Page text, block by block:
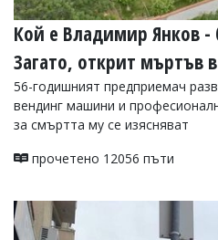
Кой е Владимир Янков -
Загато, открит мъртъв
56-годишният предприемач
вендинг машини и
за смъртта му се изясняват
прочетено 12056 пъти